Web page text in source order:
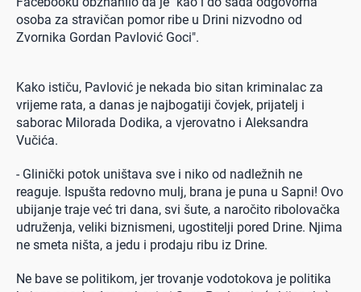
osoba za stravičan pomor ribe u Drini nizvodno od
Zvornika Gordan Pavlović Goci".
Kako ističu, Pavlović je nekada bio sitan kriminalac za
vrijeme rata, a danas je najbogatiji čovjek, prijatelj i
saborac Milorada Dodika, a vjerovatno i Aleksandra
Vučića.
- Glinički potok uništava sve i niko od nadležnih ne
reaguje. Ispušta redovno mulj, brana je puna u Sapni! Ovo
ubijanje traje već tri dana, svi šute, a naročito ribolovačka
udruženja, veliki biznismeni, ugostitelji pored Drine. Njima
ne smeta ništa, a jedu i prodaju ribu iz Drine.
Ne bave se politikom, jer trovanje vodotokova je politika